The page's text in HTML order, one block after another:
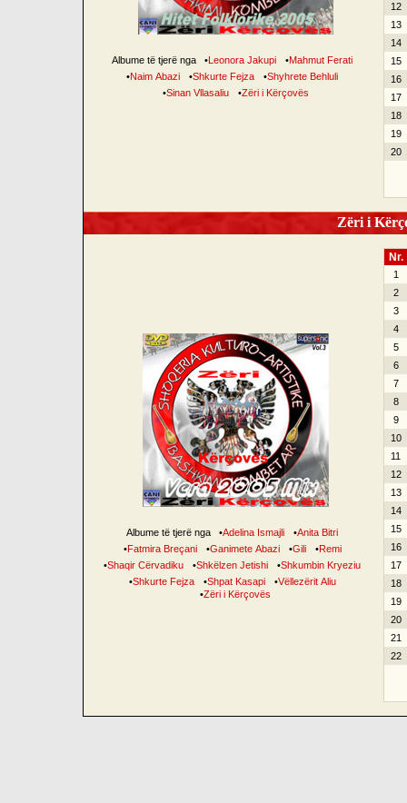
Albume të tjerë nga •Leonora Jakupi •Mahmut Ferati
•Naim Abazi •Shkurte Fejza •Shyhrete Behluli
•Sinan Vllasaliu •Zëri i Kërçovës
12
13
14
15
16
17
18
19
20
Zëri i
Albume të tjerë nga •Adelina Ismajli •Anita Bitri
•Fatmira Breçani •Ganimete Abazi •Gili •Remi
•Shaqir Cërvadiku •Shkëlzen Jetishi •Shkumbin Kryeziu
•Shkurte Fejza •Shpat Kasapi •Vëllezërit Aliu
•Zëri i Kërçovës
Nr.
1
2
3
4
5
6
7
8
9
10
11
12
13
14
15
16
17
18
19
20
21
22